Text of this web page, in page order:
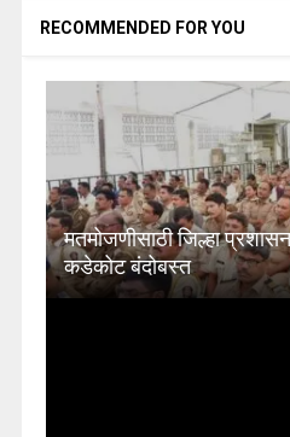
RECOMMENDED FOR YOU
मतमोजणीसाठी जिल्हा
कडेकोट बंदोबस्त